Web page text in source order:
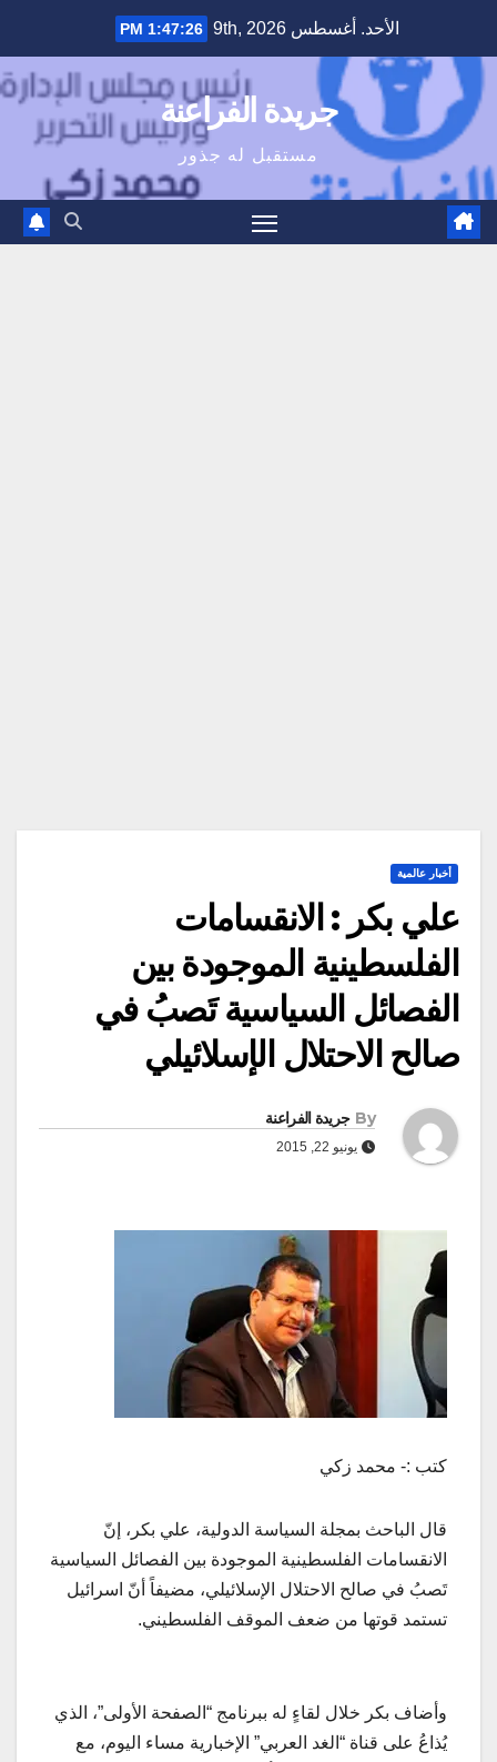
content
الأحد. أغسطس 9th, 2026 1:47:26 PM
جريدة الفراعنة
مستقبل له جذور
أخبار عالمية
علي بكر : الانقسامات
الفلسطينية الموجودة بين
الفصائل السياسية تَصبُ في
صالح الاحتلال الإسلائيلي
By جريدة الفراعنة
يونيو 22, 2015
كتب :- محمد زكي
قال الباحث بمجلة السياسة الدولية، علي بكر، إنّ
الانقسامات الفلسطينية الموجودة بين الفصائل السياسية
تَصبُ في صالح الاحتلال الإسلائيلي، مضيفاً أنّ اسرائيل
تستمد قوتها من ضعف الموقف الفلسطيني.
وأضاف بكر خلال لقاءٍ له ببرنامج “الصفحة الأولى”، الذي
يُذاعُ على قناة “الغد العربي” الإخبارية مساء اليوم، مع